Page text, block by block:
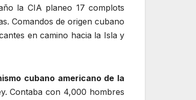
la CIA planeo 17 complots
Comandos de origen cubano
en camino hacia la Isla y
cubano americano de la
Contaba con 4,000 hombres